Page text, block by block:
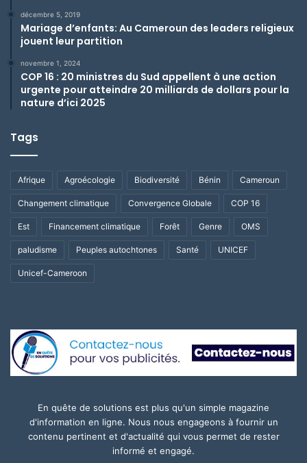
décembre 5, 2019
Mariage d’enfants: Au Cameroun des leaders religieux
jouent leur partition
novembre 1, 2024
COP 16 : 20 ministres du Sud appellent à une action
urgente pour atteindre 20 milliards de dollars pour la
nature d’ici 2025
Tags
Afrique Agroécologie Biodiversité Bénin Cameroun
Changement climatique Convergence Globale COP 16
Est Financement climatique Forêt Genre OMS
paludisme Peuples autochtones Santé UNICEF
Unicef-Cameroon
En quête de solutions est plus qu'un simple magazine
d'information en ligne. Nous nous engageons à fournir un
contenu pertinent et d'actualité qui vous permet de rester
informé et engagé.